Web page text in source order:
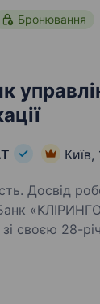
Бронювання
Київ,
Досвід
своєю 28-